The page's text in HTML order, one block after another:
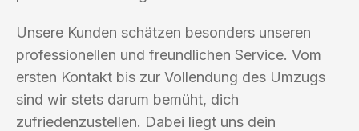
Unsere Kunden schätzen besonders unseren
professionellen und freundlichen Service. Vom
ersten Kontakt bis zur Vollendung des Umzugs
sind wir stets darum bemüht, dich
zufriedenzustellen. Dabei liegt uns dein